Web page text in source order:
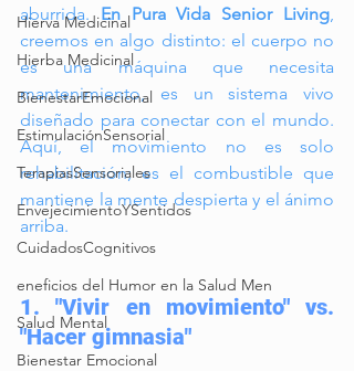
Hierva Medicinal
Hierba Medicinal
BienestarEmocional
EstimulaciónSensorial
TerapiasSensoriales
EnvejecimientoYSentidos
CuidadosCognitivos
eneficios del Humor en la Salud Men
Salud Mental
Bienestar Emocional
aburrida. En Pura Vida Senior Living,
creemos en algo distinto: el cuerpo no
es una máquina que necesita
mantenimiento, es un sistema vivo
diseñado para conectar con el mundo.
Aquí, el movimiento no es solo
rehabilitación; es el combustible que
mantiene la mente despierta y el ánimo
arriba.
1. "Vivir en movimiento" vs.
"Hacer gimnasia"